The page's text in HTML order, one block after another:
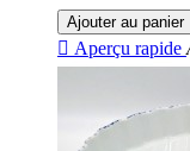
Ajouter au panier
 Aperçu rapide